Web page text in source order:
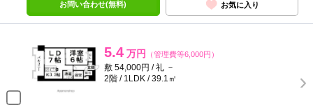
お問い合わせ(無料) お気に入り
5.4 万円 （管理費等6,000円）
敷 54,000円 / 礼 －
2階 / 1LDK / 39.1㎡